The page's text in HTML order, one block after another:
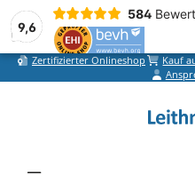
9,6
584
Zum Hauptinhalt springen
Zertifizierter Onlineshop Kauf